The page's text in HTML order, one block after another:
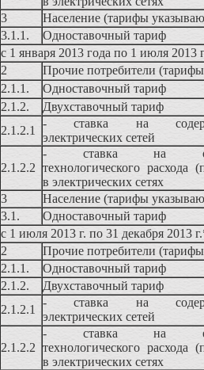
3
Население (тарифы
3.1.1.
Одноставочный тариф
с 1 января 2013 года по 1 июля 2013
2
Прочие потребители
2.1.1.
Одноставочный тариф
2.1.2.
Двухставочный тариф
2.1.2.1
- ставка на
электрических сетей
2.1.2.2
- ставка на
технологического расхода
в электрических сетях
3
Население (тарифы
3.1.
Одноставочный тариф
с 1 июля 2013 г. по 31 декабря 2013
2
Прочие потребители
2.1.1.
Одноставочный тариф
2.1.2.
Двухставочный тариф
2.1.2.1
- ставка на
электрических сетей
2.1.2.2
- ставка на
технологического расхода
в электрических сетях